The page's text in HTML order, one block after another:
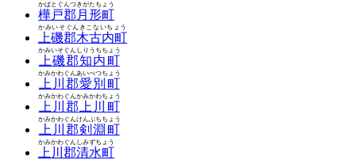
樺戸郡月形町
かばとぐんつきがたちょう
上磯郡木古内町
かみいそぐんきこないちょう
上磯郡知内町
かみいそぐんしりうちちょう
上川郡愛別町
かみかわぐんあいべつちょう
上川郡上川町
かみかわぐんかみかわちょう
上川郡剣淵町
かみかわぐんけんぶちちょう
上川郡清水町
かみかわぐんしみずちょう